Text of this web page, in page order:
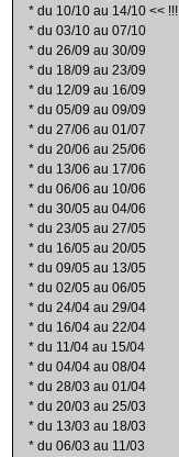
* du 10/10 au 14/10 << !!!
* du 03/10 au 07/10
* du 26/09 au 30/09
* du 18/09 au 23/09
* du 12/09 au 16/09
* du 05/09 au 09/09
* du 27/06 au 01/07
* du 20/06 au 25/06
* du 13/06 au 17/06
* du 06/06 au 10/06
* du 30/05 au 04/06
* du 23/05 au 27/05
* du 16/05 au 20/05
* du 09/05 au 13/05
* du 02/05 au 06/05
* du 24/04 au 29/04
* du 16/04 au 22/04
* du 11/04 au 15/04
* du 04/04 au 08/04
* du 28/03 au 01/04
* du 20/03 au 25/03
* du 13/03 au 18/03
* du 06/03 au 11/03